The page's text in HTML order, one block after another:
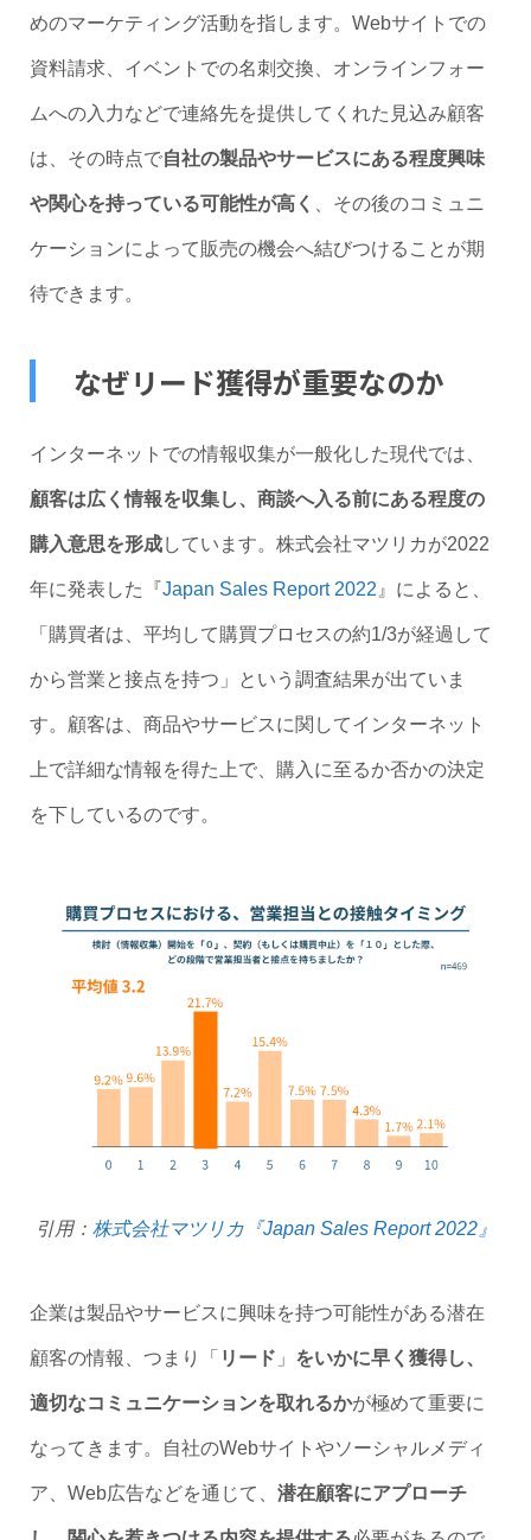
めのマーケティング活動を指します。Webサイトでの
資料請求、イベントでの名刺交換、オンラインフォー
ムへの入力などで連絡先を提供してくれた見込み顧客
は、その時点で自社の製品やサービスにある程度興味
や関心を持っている可能性が高く 、その後のコミュニ
ケーションによって販売の機会へ結びつけることが期
待できます。
なぜリード獲得が重要なのか
インターネットでの情報収集が一般化した現代では、
顧客は広く情報を収集し、商談へ入る前にある程度の
購入意思を形成しています。株式会社マツリカが2022
年に発表した『Japan Sales Report 2022 』によると、
「購買者は、平均して購買プロセスの約1/3が経過して
から営業と接点を持つ」という調査結果が出ていま
す。顧客は、商品やサービスに関してインターネット
上で詳細な情報を得た上で、購入に至るか否かの決定
を下しているのです。
引用： 株式会社マツリカ『Japan Sales Report 2022』
企業は製品やサービスに興味を持つ可能性がある潜在
顧客の情報、つまり「 リード 」 をいかに早く獲得し、
適切なコミュニケーションを取れるかが極めて重要に
なってきます。自社のWebサイトやソーシャルメディ
ア、Web広告などを通じて、 潜在顧客にアプローチ